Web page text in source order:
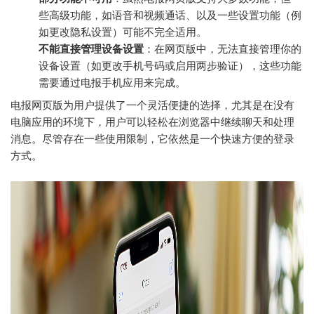
些高级功能，如语音和视频通话、以及一些设置功能（例
如更改隐私设置）可能不完全适用。
不能直接管理设备设置 ：在网页版中，无法直接管理你的
设备设置（如更改手机号码或启用两步验证），这些功能
需要通过电报手机应用来完成。
电报网页版为用户提供了一个灵活便捷的选择，尤其是在没有
电脑应用的环境下，用户可以轻松在浏览器中继续聊天和处理
消息。尽管存在一些使用限制，它依然是一个快速方便的登录
方式。